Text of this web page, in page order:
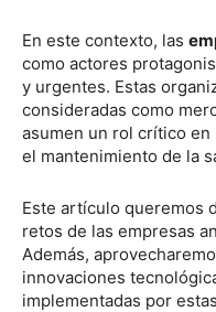
En este contexto, las
como actores
y urgentes. Estas
consideradas como
asumen un rol crítico
el mantenimiento de la
Este artículo queremos
retos de las empresas
Además,
innovaciones
implementadas por